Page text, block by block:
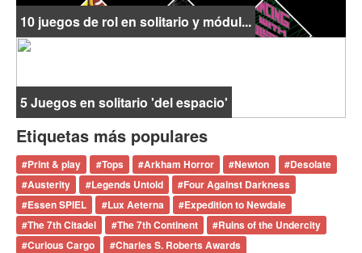
10 juegos de rol en solitario y módul...
5 Juegos en solitario 'del espacio'
Etiquetas más populares
#Print & play #Tops #Arkham Horror #Newton #Desolate
#Austerity #Legends Untold #Four Against Darkness
#Essen SPIEL #Lux Aeterna #Expedition to Newdale
#The 7th Citadel #The 7th Continent #Ruins of the Undercity
#Curious Cargo #Charles S. Roberts Awards